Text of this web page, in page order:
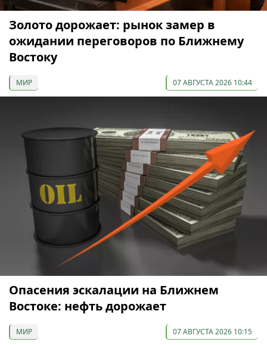
Золото дорожает: рынок замер в
ожидании переговоров по Ближнему
Востоку
МИР 07 АВГУСТА 2026 10:44
Опасения эскалации на Ближнем
Востоке: нефть дорожает
МИР 07 АВГУСТА 2026 10:15